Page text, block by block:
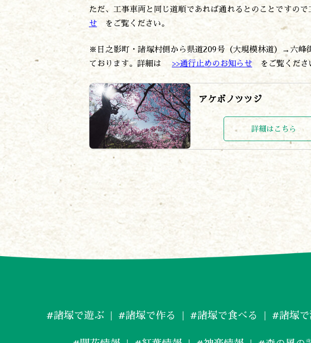
ただ、工事車両と同じ道順であれば通れるとのことですの
せ をご覧ください。
※日之影町・諸塚村側から県道209号（大規模林道）→六峰
ております。詳細は >>通行止めのお知らせ をご覧くださ
アケボノツツジ
詳細はこちら
#諸塚で遊ぶ #諸塚で作る #諸塚で食べる #諸塚で